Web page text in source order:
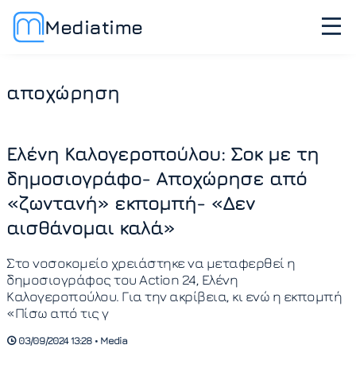
Mediatime
αποχώρηση
Ελένη Καλογεροπούλου: Σοκ με τη
δημοσιογράφο- Αποχώρησε από
«ζωντανή» εκπομπή- «Δεν
αισθάνομαι καλά»
Στο νοσοκομείο χρειάστηκε να μεταφερθεί η
δημοσιογράφος του Action 24, Ελένη
Καλογεροπούλου. Για την ακρίβεια, κι ενώ η εκπομπή
«Πίσω από τις γ
03/09/2024 13:28 • Media